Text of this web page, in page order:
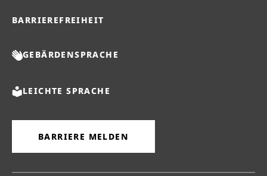
BARRIEREFREIHEIT
GEBÄRDENSPRACHE
LEICHTE SPRACHE
BARRIERE MELDEN